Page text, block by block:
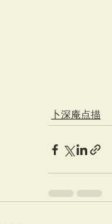
卜深庵点描